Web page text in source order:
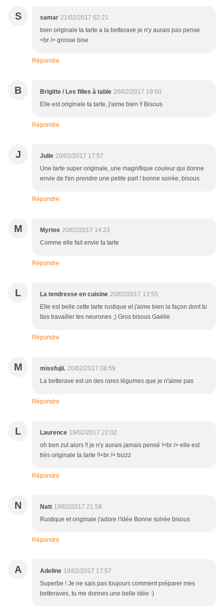
S samar 21/02/2017 02:21
bien originale ta tarte a la betterave je n'y aurais pas pense
<br /> grosse bise
Répondre
B Brigitte / Les filles à table 20/02/2017 19:00
Elle est originale ta tarte, j'aime bien !! Bisous
Répondre
J Julie 20/02/2017 17:57
Une tarte super originale, une magnifique couleur qui donne
envie de t'en prendre une petite part ! bonne soirée, bisous
Répondre
M Myrtee 20/02/2017 14:23
Comme elle fait envie ta tarte
Répondre
L La tendresse en cuisine 20/02/2017 13:55
Elle est belle cette tarte rustique et j'aime bien la façon dont tu
fais travailler tes neurones ;) Gros bisous Gaëlle
Répondre
M missfujii. 20/02/2017 08:59
La betterave est un des rares légumes que je n'aime pas
Répondre
L Laurence 19/02/2017 22:02
oh ben zut alors !! je n'y aurais jamais pensé !<br /> elle est
très originale ta tarte !!<br /> bizzz
Répondre
N Natt 19/02/2017 21:58
Rustique et originale j'adore l'idée Bonne soirée bisous
Répondre
A Adeline 19/02/2017 17:57
Superbe ! Je ne sais pas toujours comment préparer mes
betteraves, tu me donnes une belle idée :)